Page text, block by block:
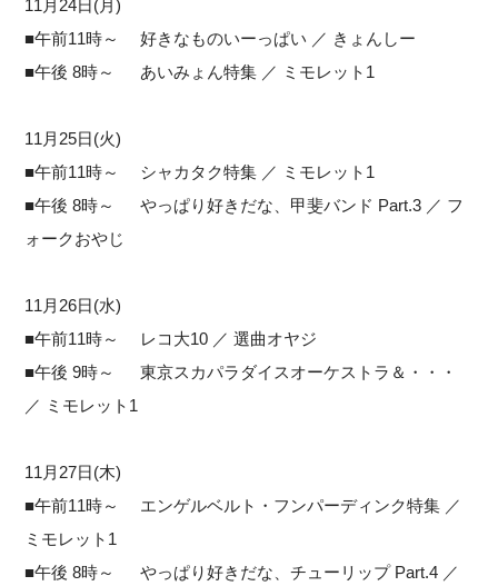
11月24日(月)
■午前11時～ 好きなものいーっぱい ／ きょんしー
■午後 8時～ あいみょん特集 ／ ミモレット1
11月25日(火)
■午前11時～ シャカタク特集 ／ ミモレット1
■午後 8時～ やっぱり好きだな、甲斐バンド Part.3 ／ フ
ォークおやじ
11月26日(水)
■午前11時～ レコ大10 ／ 選曲オヤジ
■午後 9時～ 東京スカパラダイスオーケストラ＆・・・
／ ミモレット1
11月27日(木)
■午前11時～ エンゲルベルト・フンパーディンク特集 ／
ミモレット1
■午後 8時～ やっぱり好きだな、チューリップ Part.4 ／